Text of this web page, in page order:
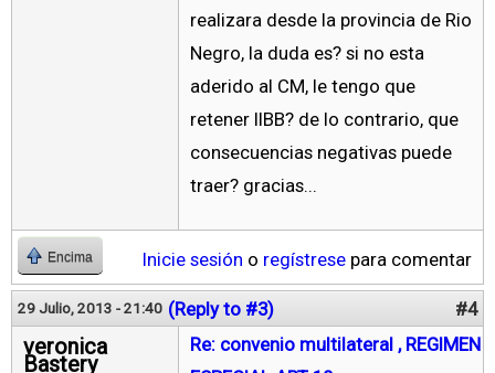
realizara desde la provincia de Rio
Negro, la duda es? si no esta
aderido al CM, le tengo que
retener IIBB? de lo contrario, que
consecuencias negativas puede
traer? gracias...
Encima Inicie sesión o regístrese para comentar
29 Julio, 2013 - 21:40 (Reply to #3) #4
veronica
Bastery
Re: convenio multilateral , REGIMEN